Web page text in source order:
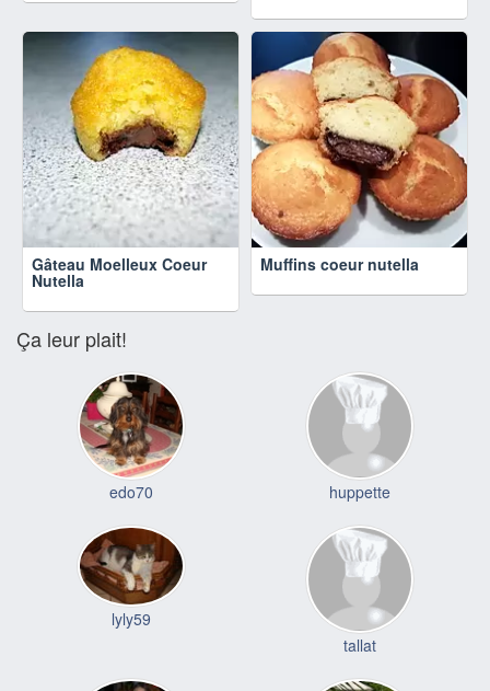
Gâteau Moelleux Coeur
Nutella
Muffins coeur nutella
Ça leur plait!
edo70 huppette
lyly59
tallat